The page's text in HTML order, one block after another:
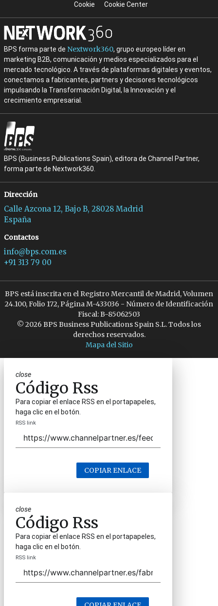
Cookie
Cookie Center
BPS forma parte de Nextwork360, grupo europeo líder en
marketing B2B, comunicación y medios especializados para el
mercado tecnológico. A través de plataformas digitales y eventos,
conectamos a fabricantes, partners y decisores tecnológicos
impulsando la Transformación Digital, la Innovación y el
crecimiento empresarial.
BPS (Business Publications Spain), editora de Channel Partner,
forma parte de Nextwork360.
Dirección
Calle Azcona 12, Bajo B, 28028 Madrid
España
Contactos
info@bps.com.es
+91 313 79 00
BPS está inscrita en el Registro Mercantil de Madrid, Volumen
24.100, Folio 172, Página M-433036 - Número de Identificación
Fiscal: B-85062503
© 2026 BPS Business Publications Spain S.L. Todos los
derechos reservados.
Mapa del Sitio
close
Código Rss
Para copiar el enlace RSS en el portapapeles,
haga clic en el botón.
RSS link
COPIAR ENLACE
close
Código Rss
Para copiar el enlace RSS en el portapapeles,
haga clic en el botón.
RSS link